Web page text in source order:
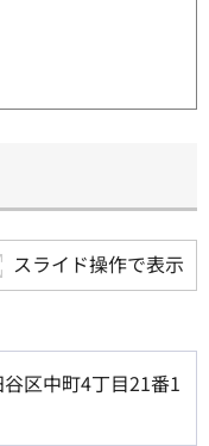
スライド操作で表示
区中町4丁目21番1